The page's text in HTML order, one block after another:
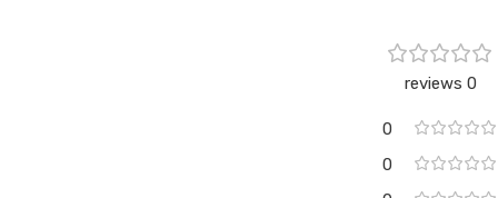
0 reviews
0
0